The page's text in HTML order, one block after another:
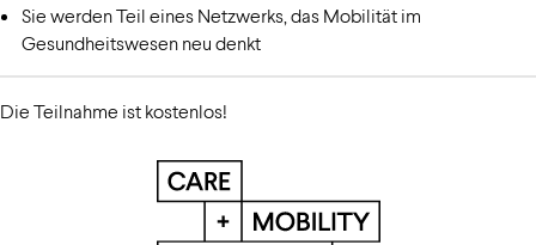
Sie werden Teil eines Netzwerks, das Mobilität im
Gesundheitswesen neu denkt
Die Teilnahme ist kostenlos!